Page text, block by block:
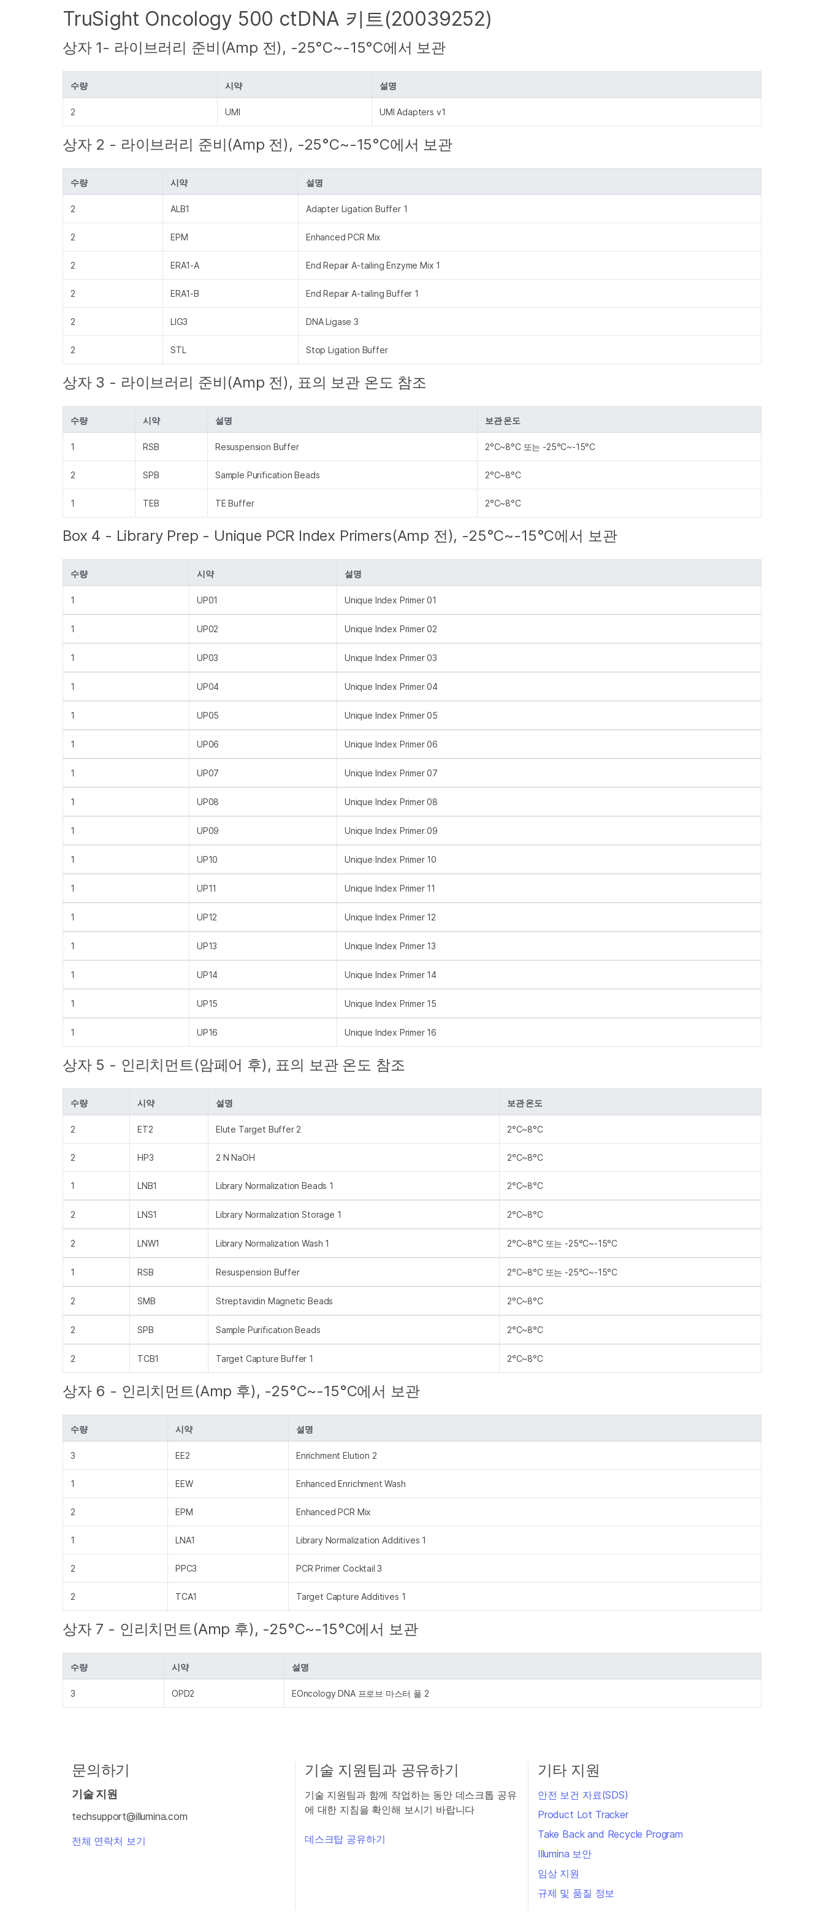
TruSight Oncology 500 ctDNA 키트(20039252)
상자 1- 라이브러리 준비(Amp 전), -25°C~-15°C에서 보관
수량 시약 설명
2 UMI UMI Adapters v1
상자 2 - 라이브러리 준비(Amp 전), -25°C~-15°C에서 보관
수량 시약 설명
2 ALB1 Adapter Ligation Buffer 1
2 EPM Enhanced PCR Mix
2 ERA1-A End Repair A-tailing Enzyme Mix 1
2 ERA1-B End Repair A-tailing Buffer 1
2 LIG3 DNA Ligase 3
2 STL Stop Ligation Buffer
상자 3 - 라이브러리 준비(Amp 전), 표의 보관 온도 참조
수량 시약 설명 보관 온도
1 RSB Resuspension Buffer 2°C~8°C 또는 -25°C~-15°C
2 SPB Sample Purification Beads 2°C~8°C
1 TEB TE Buffer 2°C~8°C
Box 4 - Library Prep - Unique PCR Index Primers(Amp 전), -25°C~-15°C에서 보관
수량 시약 설명
1 UP01 Unique Index Primer 01
1 UP02 Unique Index Primer 02
1 UP03 Unique Index Primer 03
1 UP04 Unique Index Primer 04
1 UP05 Unique Index Primer 05
1 UP06 Unique Index Primer 06
1 UP07 Unique Index Primer 07
1 UP08 Unique Index Primer 08
1 UP09 Unique Index Primer 09
1 UP10 Unique Index Primer 10
1 UP11 Unique Index Primer 11
1 UP12 Unique Index Primer 12
1 UP13 Unique Index Primer 13
1 UP14 Unique Index Primer 14
1 UP15 Unique Index Primer 15
1 UP16 Unique Index Primer 16
상자 5 - 인리치먼트(암페어 후), 표의 보관 온도 참조
수량 시약 설명 보관 온도
2 ET2 Elute Target Buffer 2 2°C~8°C
2 HP3 2 N NaOH 2°C~8°C
1 LNB1 Library Normalization Beads 1 2°C~8°C
2 LNS1 Library Normalization Storage 1 2°C~8°C
2 LNW1 Library Normalization Wash 1 2°C~8°C 또는 -25°C~-15°C
1 RSB Resuspension Buffer 2°C~8°C 또는 -25°C~-15°C
2 SMB Streptavidin Magnetic Beads 2°C~8°C
2 SPB Sample Purification Beads 2°C~8°C
2 TCB1 Target Capture Buffer 1 2°C~8°C
상자 6 - 인리치먼트(Amp 후), -25°C~-15°C에서 보관
수량 시약 설명
3 EE2 Enrichment Elution 2
1 EEW Enhanced Enrichment Wash
2 EPM Enhanced PCR Mix
1 LNA1 Library Normalization Additives 1
2 PPC3 PCR Primer Cocktail 3
2 TCA1 Target Capture Additives 1
상자 7 - 인리치먼트(Amp 후), -25°C~-15°C에서 보관
수량 시약 설명
3 OPD2 EOncology DNA 프로브 마스터 풀 2
문의하기
기술 지원
techsupport@illumina.com
전체 연락처 보기
기술 지원팀과 공유하기
기술 지원팀과 함께 작업하는 동안 데스크톱 공유
에 대한 지침을 확인해 보시기 바랍니다
데스크탑 공유하기
기타 지원
안전 보건 자료(SDS)
Product Lot Tracker
Take Back and Recycle Program
Illumina 보안
임상 지원
규제 및 품질 정보